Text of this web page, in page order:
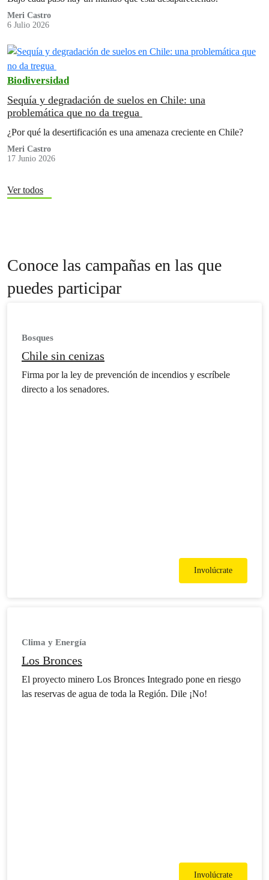
Meri Castro
6 Julio 2026
Biodiversidad
Sequía y degradación de suelos en Chile: una
problemática que no da tregua
¿Por qué la desertificación es una amenaza creciente en Chile?
Meri Castro
17 Junio 2026
Ver todos
Conoce las campañas en las que
puedes participar
Bosques
Chile sin cenizas
Firma por la ley de prevención de incendios y escríbele
directo a los senadores.
Involúcrate
Clima y Energía
Los Bronces
El proyecto minero Los Bronces Integrado pone en riesgo
las reservas de agua de toda la Región. Dile ¡No!
Involúcrate